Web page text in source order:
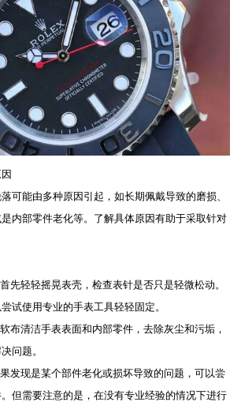
能由多种原因引起，如长期佩戴导致的磨损、
内部零件老化等。了解具体原因有助于采取针对
轻轻摇晃表壳，检查表针是否只是轻微松动。
试使用专业的手表工具轻轻固定。
清洁手表表面和内部零件，去除灰尘和污垢，
问题。
现是某个部件老化或损坏导致的问题，可以尝
但需要注意的是，在没有专业经验的情况下进行